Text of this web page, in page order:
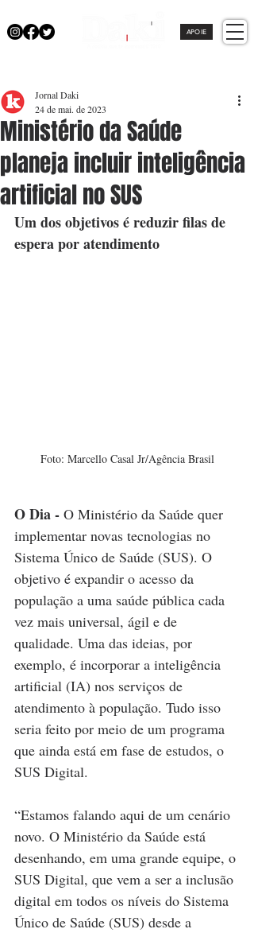
APOIE
Ministério da Saúde
planeja incluir inteligência
artificial no SUS
Jornal Daki
24 de mai. de 2023
Um dos objetivos é reduzir filas de
espera por atendimento
Foto: Marcello Casal Jr/Agência Brasil
O Dia - O Ministério da Saúde quer
implementar novas tecnologias no
Sistema Único de Saúde (SUS). O
objetivo é expandir o acesso da
população a uma saúde pública cada
vez mais universal, ágil e de
qualidade. Uma das ideias, por
exemplo, é incorporar a inteligência
artificial (IA) nos serviços de
atendimento à população. Tudo isso
seria feito por meio de um programa
que ainda está em fase de estudos, o
SUS Digital.
“Estamos falando aqui de um cenário
novo. O Ministério da Saúde está
desenhando, em uma grande equipe, o
SUS Digital, que vem a ser a inclusão
digital em todos os níveis do Sistema
Único de Saúde (SUS) desde a